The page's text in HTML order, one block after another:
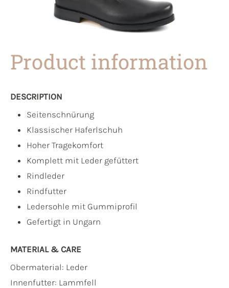
Product information
DESCRIPTION
Seitenschnürung
Klassischer Haferlschuh
Hoher Tragekomfort
Komplett mit Leder gefüttert
Rindleder
Rindfutter
Ledersohle mit Gummiprofil
Gefertigt in Ungarn
MATERIAL & CARE
Obermaterial: Leder
Innenfutter: Lammfell